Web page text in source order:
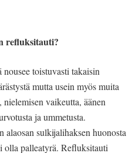
refluksitauti?
toistuvasti takaisin
mutta usein myös muita
vaikeutta, äänen
ja ummetusta.
sulkijalihaksen huonosta
olla palleatyrä. Refluksitauti